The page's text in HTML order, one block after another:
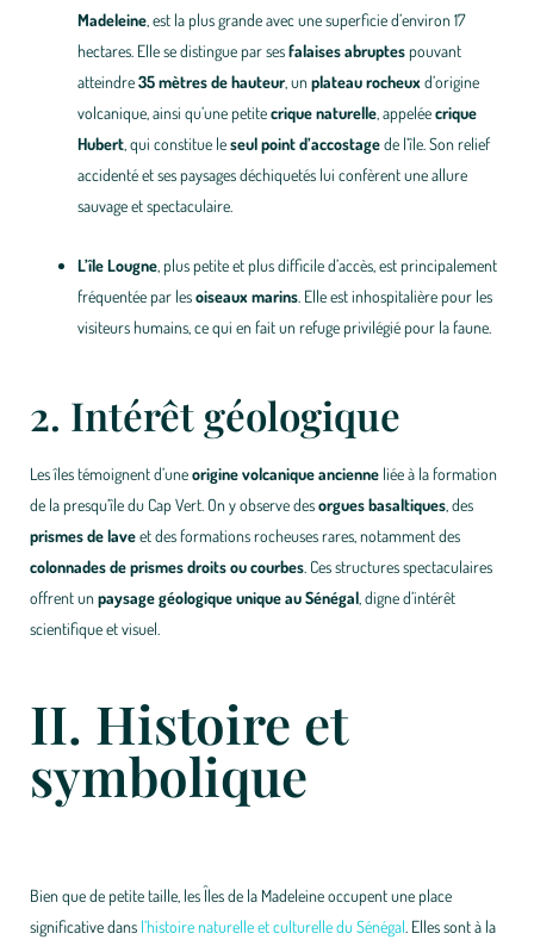
Madeleine , est la plus grande avec une superficie d’environ 17
hectares. Elle se distingue par sesfalaises abruptespouvant
atteindre35 mètres de hauteur , unplateau rocheux d’origine
volcanique, ainsi qu’une petitecrique naturelle , appeléecrique
Hubert , qui constitue leseul point d’accostagede l’île. Son relief
accidenté et ses paysages déchiquetés lui confèrent une allure
sauvage et spectaculaire.
L’île Lougne , plus petite et plus difficile d’accès, est principalement
fréquentée par lesoiseaux marins . Elle est inhospitalière pour les
visiteurs humains, ce qui en fait un refuge privilégié pour la faune.
2. Intérêt géologique
Les îles témoignent d’uneorigine volcanique ancienne liée à la formation
de la presqu’île du Cap Vert. On y observe desorgues basaltiques , des
prismes de laveet des formations rocheuses rares, notamment des
colonnades de prismes droits ou courbes . Ces structures spectaculaires
offrent unpaysage géologique unique au Sénégal , digne d’intérêt
scientifique et visuel.
II. Histoire et
symbolique
Bien que de petite taille, les Îles de la Madeleine occupent une place
significative dans l’histoire naturelle et culturelle du Sénégal . Elles sont à la